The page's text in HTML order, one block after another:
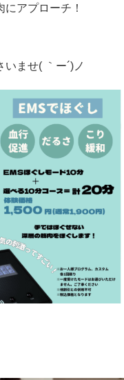
アプローチ！
ませ( ｀ー´)ノ